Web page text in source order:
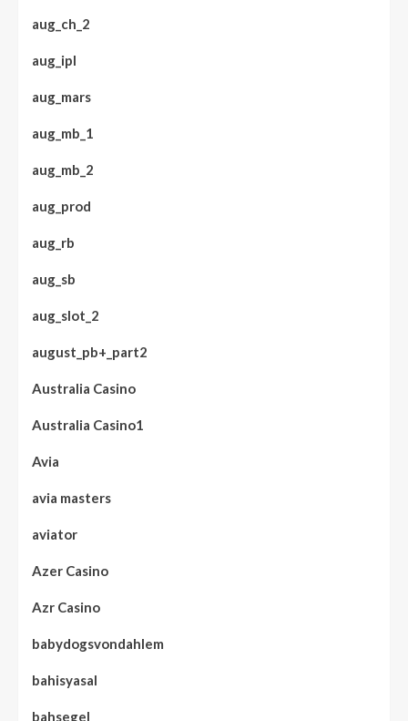
aug_ch_2
aug_ipl
aug_mars
aug_mb_1
aug_mb_2
aug_prod
aug_rb
aug_sb
aug_slot_2
august_pb+_part2
Australia Casino
Australia Casino1
Avia
avia masters
aviator
Azer Casino
Azr Casino
babydogsvondahlem
bahisyasal
bahsegel